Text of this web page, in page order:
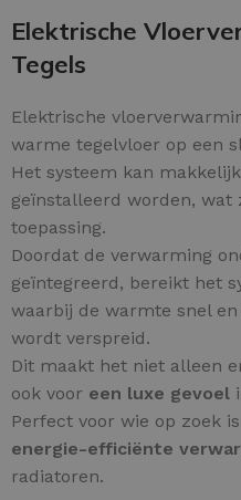
Elektrische
Tegels
Elektrische
warme tegelvloer op een
Het systeem kan
geïnstalleerd worden, wat
toepassing.
Doordat de verwarming
geïntegreerd, bereikt het
waarbij de warmte snel
wordt verspreid.
Dit maakt het niet alleen
ook voor een luxe gevoel
Perfect voor wie op zoek
energie-efficiënte
radiatoren.